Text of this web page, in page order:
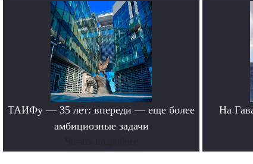
ТАИФу — 35 лет: впереди — еще более
амбициозные задачи
На